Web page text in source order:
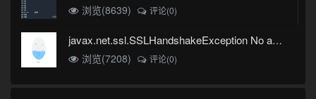
浏览(8639) 评论(0)
javax.net.ssl.SSLHandshakeException No appropriate protocol (protocol is disabled or cipher suites are inappropriate)错误
浏览(7208)
评论(0)